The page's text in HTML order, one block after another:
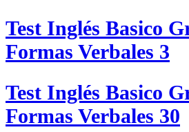
Test Inglés Basico
Formas Verbales 3
Test Inglés Basico
Formas Verbales 30